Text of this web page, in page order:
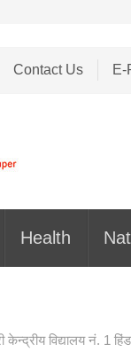
Contact Us E-
Health
विद्यालय नं. 1